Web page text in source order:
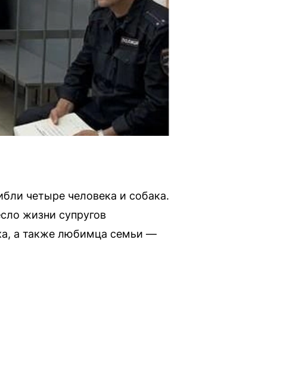
четыре человека и собака.
жизни супругов
а также любимца семьи —